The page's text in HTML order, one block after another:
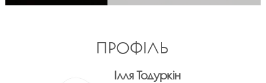
ПРОФІЛЬ
Ілля Тодуркін